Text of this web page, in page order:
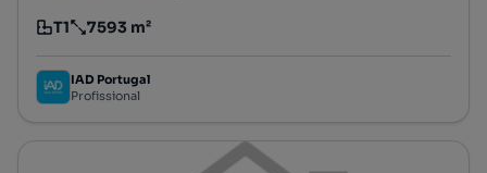
Tipologia
T1
Preço por metro quadrado
7593 m²
IAD Portugal
Profissional